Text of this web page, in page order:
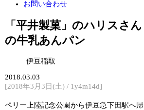
お問い合わせ
「平井製菓」のハリスさん
の牛乳あんパン
伊豆稲取
2018.03.03
[2018年3月3日(土) / 1y4m14d]
ペリー上陸記念公園から伊豆急下田駅へ帰